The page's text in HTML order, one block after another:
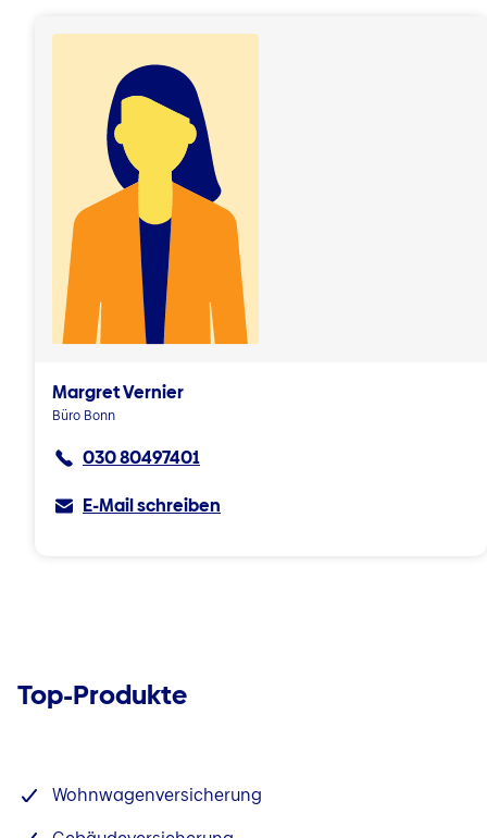
Margret Vernier
Büro Bonn
030 80497401
E-Mail schreiben
Top-Produkte
Wohnwagenversicherung